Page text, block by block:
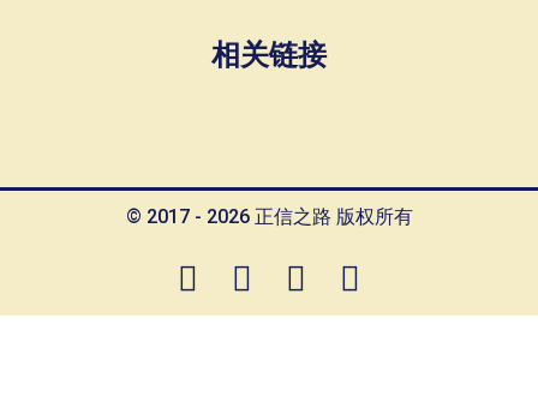
相关链接
© 2017 - 2026 正信之路 版权所有